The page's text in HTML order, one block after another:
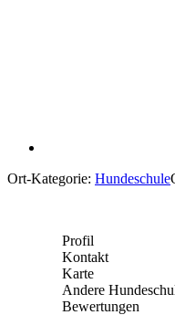
Ort-Kategorie: Hundeschule
Profil
Kontakt
Karte
Andere
Bewertungen